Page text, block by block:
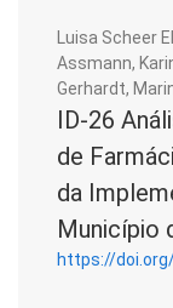
Luisa Scheer
Assmann,
Gerhardt,
ID-26
de
da
Município
https://